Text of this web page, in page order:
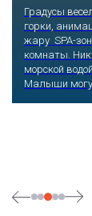
Градусы
горки,
жару SPA-
комнаты.
морской
Малыши